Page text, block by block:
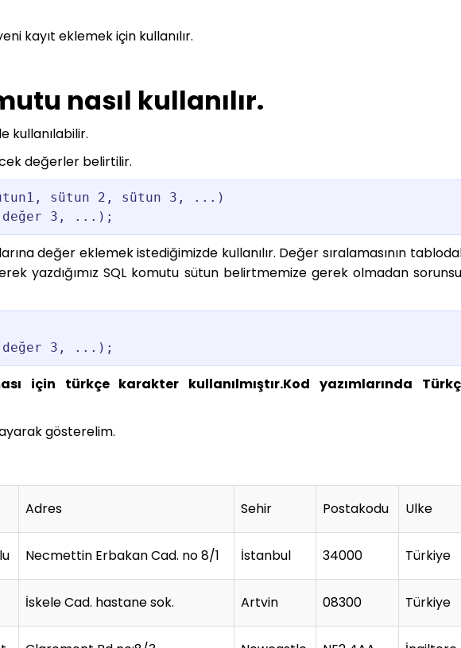
kayıt eklemek için kullanılır.
nasıl kullanılır.
kullanılabilir.
değerler belirtilir.
sütun 2, sütun 3, ...)
değer 3, ...);
değer eklemek istediğimizde kullanılır. Değer sıralamasının
yazdığımız SQL komutu sütun belirtmemize gerek olmadan
değer 3, ...);
için türkçe karakter kullanılmıştır.Kod yazımlarında
gösterelim.
Adres Sehir Postakodu Ulke
Necmettin Erbakan Cad. no 8/1 İstanbul 34000 Türkiye
İskele Cad. hastane sok. Artvin 08300 Türkiye